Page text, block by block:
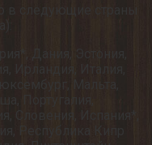
в следующие страны
Дания, Эстония,
Ирландия, Италия,
Мальта,
Португалия,
Словения, Испания*,
Республика Кипр